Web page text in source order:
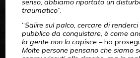
senso, abbiamo riportato un
traumatico”.
“Salire sul palco, cercare di
pubblico da conquistare, è come
la gente non lo capisce– ha
Molte persone pensano che siamo